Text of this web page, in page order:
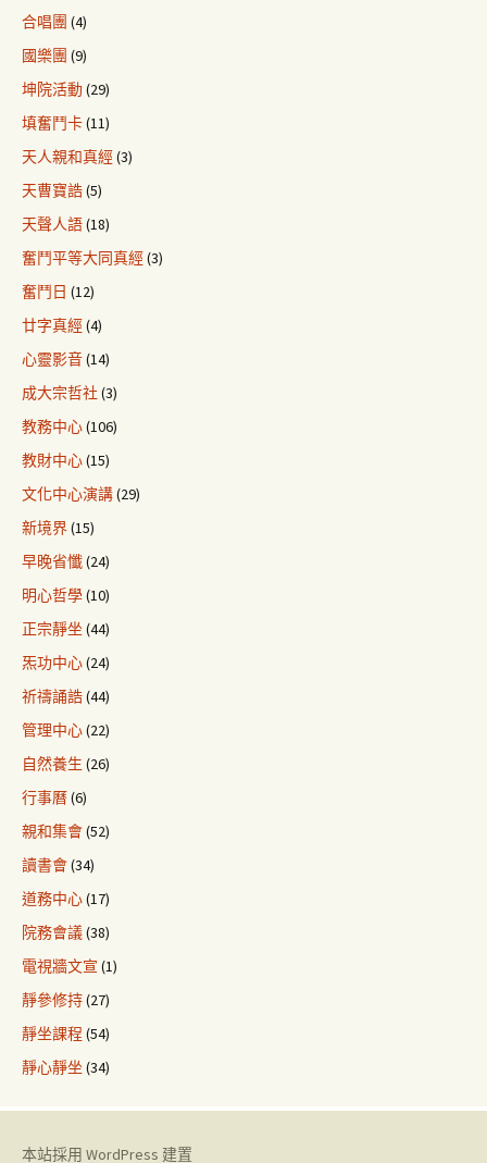
合唱團 (4)
國樂團 (9)
坤院活動(29)
填奮鬥卡(11)
天人親和真經(3)
天曹寶誥(5)
天聲人語(18)
奮鬥平等大同真經(3)
奮鬥日 (12)
廿字真經(4)
心靈影音(14)
成大宗哲社(3)
教務中心(106)
教財中心(15)
文化中心演講(29)
新境界(15)
早晚省懺(24)
明心哲學(10)
正宗靜坐 (44)
炁功中心(24)
祈禱誦誥(44)
管理中心(22)
自然養生 (26)
行事曆(6)
親和集會(52)
讀書會(34)
道務中心(17)
院務會議(38)
電視牆文宣 (1)
靜參修持(27)
靜坐課程 (54)
靜心靜坐 (34)
本站採用 WordPress 建置